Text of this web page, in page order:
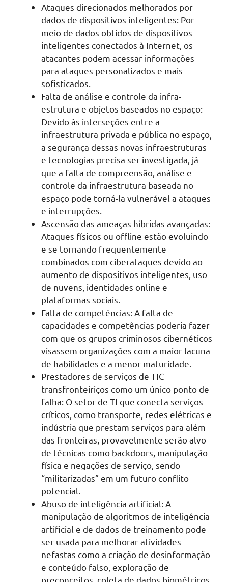
Ataques direcionados melhorados por
dados de dispositivos inteligentes: Por
meio de dados obtidos de dispositivos
inteligentes conectados à Internet, os
atacantes podem acessar informações
para ataques personalizados e mais
sofisticados.
Falta de análise e controle da infra-
estrutura e objetos baseados no espaço:
Devido às interseções entre a
infraestrutura privada e pública no espaço,
a segurança dessas novas infraestruturas
e tecnologias precisa ser investigada, já
que a falta de compreensão, análise e
controle da infraestrutura baseada no
espaço pode torná-la vulnerável a ataques
e interrupções.
Ascensão das ameaças híbridas avançadas:
Ataques físicos ou offline estão evoluindo
e se tornando frequentemente
combinados com ciberataques devido ao
aumento de dispositivos inteligentes, uso
de nuvens, identidades online e
plataformas sociais.
Falta de competências: A falta de
capacidades e competências poderia fazer
com que os grupos criminosos cibernéticos
visassem organizações com a maior lacuna
de habilidades e a menor maturidade.
Prestadores de serviços de TIC
transfronteiriços como um único ponto de
falha: O setor de TI que conecta serviços
críticos, como transporte, redes elétricas e
indústria que prestam serviços para além
das fronteiras, provavelmente serão alvo
de técnicas como backdoors, manipulação
física e negações de serviço, sendo
“militarizadas” em um futuro conflito
potencial.
Abuso de inteligência artificial: A
manipulação de algoritmos de inteligência
artificial e de dados de treinamento pode
ser usada para melhorar atividades
nefastas como a criação de desinformação
e conteúdo falso, exploração de
preconceitos, coleta de dados biométricos